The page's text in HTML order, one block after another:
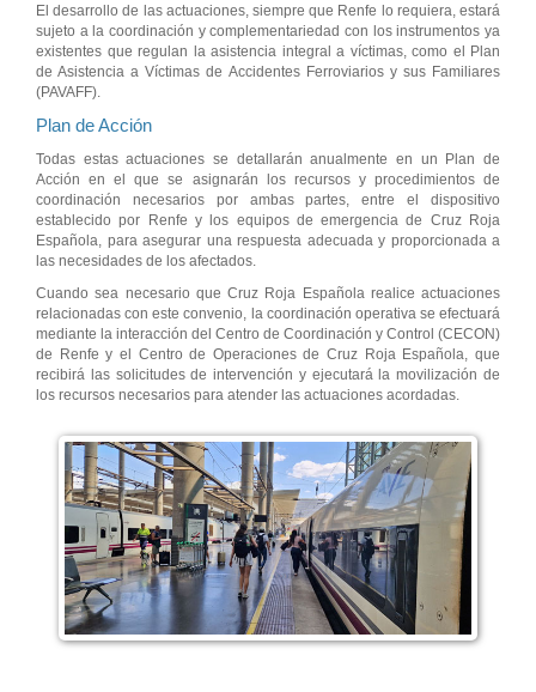
El desarrollo de las actuaciones, siempre que Renfe lo requiera, estará
sujeto a la coordinación y complementariedad con los instrumentos ya
existentes que regulan la asistencia integral a víctimas, como el Plan
de Asistencia a Víctimas de Accidentes Ferroviarios y sus Familiares
(PAVAFF).
Plan de Acción
Todas estas actuaciones se detallarán anualmente en un Plan de
Acción en el que se asignarán los recursos y procedimientos de
coordinación necesarios por ambas partes, entre el dispositivo
establecido por Renfe y los equipos de emergencia de Cruz Roja
Española, para asegurar una respuesta adecuada y proporcionada a
las necesidades de los afectados.
Cuando sea necesario que Cruz Roja Española realice actuaciones
relacionadas con este convenio, la coordinación operativa se efectuará
mediante la interacción del Centro de Coordinación y Control (CECON)
de Renfe y el Centro de Operaciones de Cruz Roja Española, que
recibirá las solicitudes de intervención y ejecutará la movilización de
los recursos necesarios para atender las actuaciones acordadas.